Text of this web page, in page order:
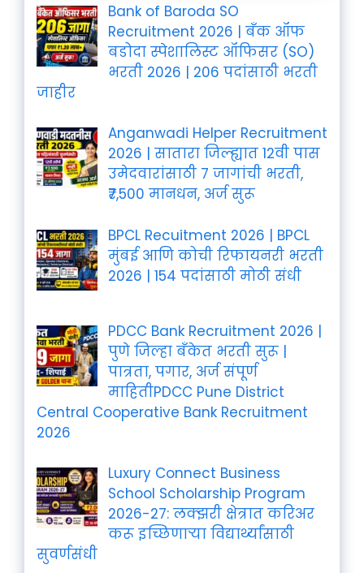
Bank of Baroda SO
Recruitment 2026 | बँक ऑफ
बडोदा स्पेशालिस्ट ऑफिसर (SO)
भरती 2026 | 206 पदांसाठी भरती
जाहीर
Anganwadi Helper Recruitment
2026 | सातारा जिल्ह्यात 12वी पास
उमेदवारांसाठी 7 जागांची भरती,
₹7,500 मानधन, अर्ज सुरू
BPCL Recuitment 2026 | BPCL
मुंबई आणि कोची रिफायनरी भरती
2026 | 154 पदांसाठी मोठी संधी
PDCC Bank Recruitment 2026 |
पुणे जिल्हा बँकेत भरती सुरू |
पात्रता, पगार, अर्ज संपूर्ण
माहितीPDCC Pune District
Central Cooperative Bank Recruitment
2026
Luxury Connect Business
School Scholarship Program
2026-27: लक्झरी क्षेत्रात करिअर
करू इच्छिणाऱ्या विद्यार्थ्यांसाठी
सुवर्णसंधी